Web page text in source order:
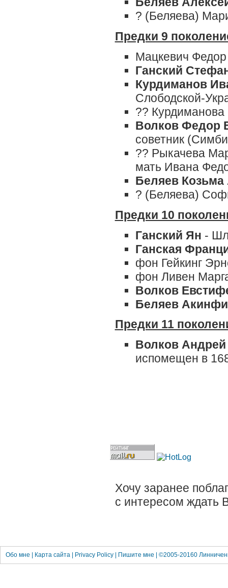
? (Беляева)
Предки 9
Мацкевич
Ганский
Курдиманов
Слободской-
??
Волков Федор
советник
?? Рыкачева
мать Ивана
Беляев
? (Беляева)
Предки 10
Ганский Ян -
Ганская
фон Гейкинг
фон Ливен
Волков
Беляев
Предки 11
Волков
испомещен в
Хочу заранее
с интересом ждать
Обо мне Карта сайта Privacy Policy Пишите мне | ©2005-20160